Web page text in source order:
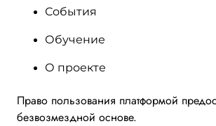
События
Обучение
О проекте
Право пользования платформой
безвозмездной основе.